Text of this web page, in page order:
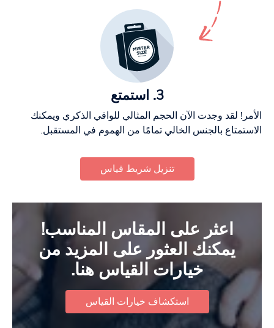
3. استمتع
الأمر! لقد وجدت الآن الحجم المثالي للواقي الذكري ويمكنك
الاستمتاع بالجنس الخالي تمامًا من الهموم في المستقبل.
تنزيل شريط قياس
اعثر على المقاس المناسب!
يمكنك العثور على المزيد من
خيارات القياس هنا.
استكشاف خيارات القياس